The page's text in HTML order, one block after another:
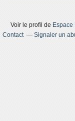
Voir le profil de Espace
Contact
Signaler un